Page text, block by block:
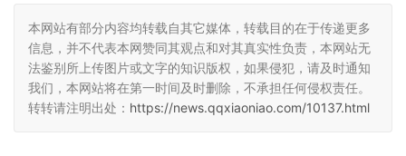
本网站有部分内容均转载自其它媒体，转载目的在于传递更多
信息，并不代表本网赞同其观点和对其真实性负责，本网站无
法鉴别所上传图片或文字的知识版权，如果侵犯，请及时通知
我们，本网站将在第一时间及时删除，不承担任何侵权责任。
转转请注明出处： https://news.qqxiaoniao.com/10137.html